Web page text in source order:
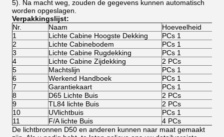
5). Na macht weg, zouden de gegevens kunnen automatisch
worden opgeslagen.
Verpakkingslijst:
Nr.
Naam
Hoeveelheid
1
Lichte Cabine Hoogste Dekking
PCs 1
2
Lichte Cabinebodem
PCs 1
3
Lichte Cabine Rugdekking
PCs 1
4
Lichte Cabine Zijdekking
2 PCs
5
Machtslijn
PCs 1
6
Werkend Handboek
PCs 1
7
Garantiekaart
PCs 1
8
D65 Lichte Buis
2 PCs
9
TL84 lichte Buis
2 PCs
10
UVlichtbuis
PCs 1
11
F/A lichte Buis
4 PCs
De lichtbronnen D50 en anderen kunnen naar maat gemaakt